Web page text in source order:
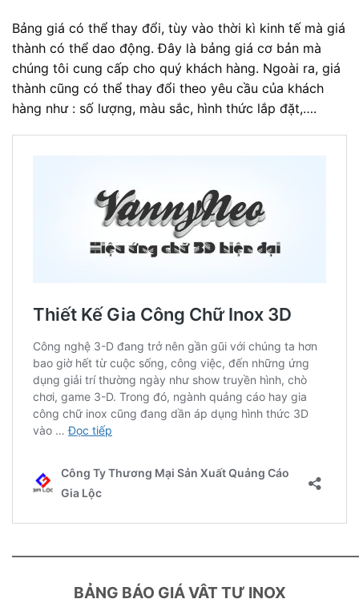
Bảng giá có thể thay đổi, tùy vào thời kì kinh tế mà giá
thành có thể dao động. Đây là bảng giá cơ bản mà
chúng tôi cung cấp cho quý khách hàng. Ngoài ra, giá
thành cũng có thể thay đổi theo yêu cầu của khách
hàng như : số lượng, màu sắc, hình thức lắp đặt,….
BẢNG BÁO GIÁ VẬT TƯ INOX